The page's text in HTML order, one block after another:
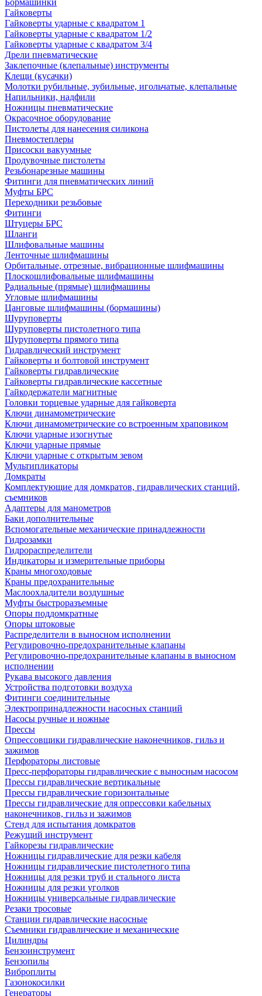
Бормашинки
Гайковерты
Гайковерты ударные с квадратом 1
Гайковерты ударные с квадратом 1/2
Гайковерты ударные с квадратом 3/4
Дрели пневматические
Заклепочные (клепальные) инструменты
Клещи (кусачки)
Молотки рубильные, зубильные, игольчатые, клепальные
Напильники, надфили
Ножницы пневматические
Окрасочное оборудование
Пистолеты для нанесения силикона
Пневмостеплеры
Присоски вакуумные
Продувочные пистолеты
Резьбонарезные машины
Фитинги для пневматических линий
Муфты БРС
Переходники резьбовые
Фитинги
Штуцеры БРС
Шланги
Шлифовальные машины
Ленточные шлифмашины
Орбитальные, отрезные, вибрационные шлифмашины
Плоскошлифовальные шлифмашины
Радиальные (прямые) шлифмашины
Угловые шлифмашины
Цанговые шлифмашины (бормашины)
Шуруповерты
Шуруповерты пистолетного типа
Шуруповерты прямого типа
Гидравлический инструмент
Гайковерты и болтовой инструмент
Гайковерты гидравлические
Гайковерты гидравлические кассетные
Гайкодержатели магнитные
Головки торцевые ударные для гайковерта
Ключи динамометрические
Ключи динамометрические со встроенным храповиком
Ключи ударные изогнутые
Ключи ударные прямые
Ключи ударные с открытым зевом
Мультипликаторы
Домкраты
Комплектующие для домкратов, гидравлических станций,
съемников
Адаптеры для манометров
Баки дополнительные
Вспомогательные механические принадлежности
Гидрозамки
Гидрораспределители
Индикаторы и измерительные приборы
Краны многоходовые
Краны предохранительные
Маслоохладители воздушные
Муфты быстроразъемные
Опоры поддомкратные
Опоры штоковые
Распределители в выносном исполнении
Регулировочно-предохранительные клапаны
Регулировочно-предохранительные клапаны в выносном
исполнении
Рукава высокого давления
Устройства подготовки воздуха
Фитинги соединительные
Электропринадлежности насосных станций
Насосы ручные и ножные
Прессы
Опрессовщики гидравлические наконечников, гильз и
зажимов
Перфораторы листовые
Пресс-перфораторы гидравлические с выносным насосом
Прессы гидравлические вертикальные
Прессы гидравлические горизонтальные
Прессы гидравлические для опрессовки кабельных
наконечников, гильз и зажимов
Стенд для испытания домкратов
Режущий инструмент
Гайкорезы гидравлические
Ножницы гидравлические для резки кабеля
Ножницы гидравлические пистолетного типа
Ножницы для резки труб и стального листа
Ножницы для резки уголков
Ножницы универсальные гидравлические
Резаки тросовые
Станции гидравлические насосные
Съемники гидравлические и механические
Цилиндры
Бензоинструмент
Бензопилы
Виброплиты
Газонокосилки
Генераторы